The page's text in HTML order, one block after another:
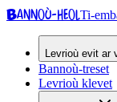
Bannoù-heolTi-
Levrioù evit ar
Bannoù-treset
Levrioù klevet